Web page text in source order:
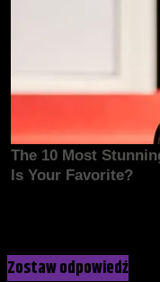
Zostaw odpowiedź